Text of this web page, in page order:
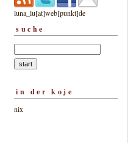
luna_lu[at]web[punkt]de
suche
in der koje
nix